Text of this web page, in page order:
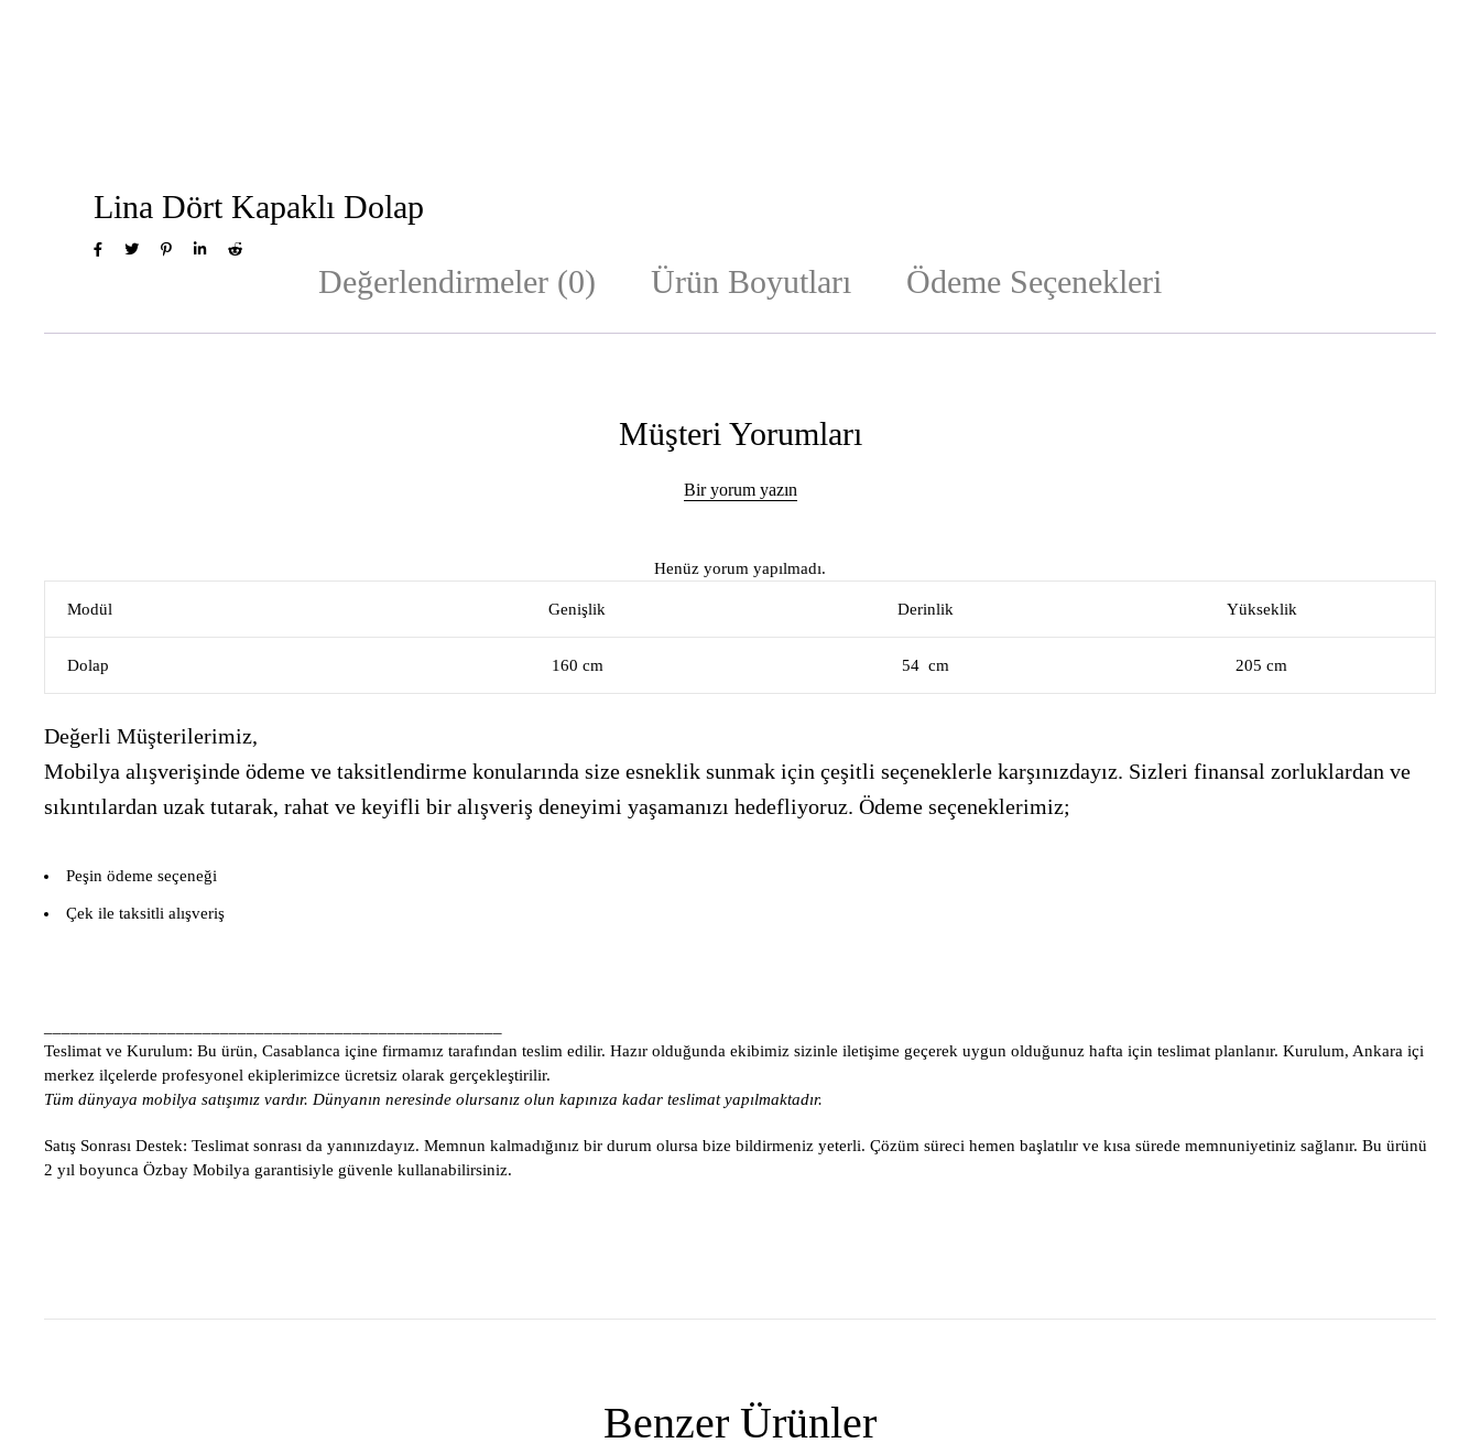
Lina Dört Kapaklı Dolap
Değerlendirmeler (0) Ürün Boyutları Ödeme Seçenekleri
Müşteri Yorumları
Bir yorum yazın
Henüz yorum yapılmadı.
Modül Genişlik Derinlik Yükseklik
Dolap 160 cm 54 cm 205 cm
Değerli Müşterilerimiz,
Mobilya alışverişinde ödeme ve taksitlendirme konularında size esneklik sunmak için çeşitli seçeneklerle karşınızdayız. Sizleri finansal zorluklardan ve
sıkıntılardan uzak tutarak, rahat ve keyifli bir alışveriş deneyimi yaşamanızı hedefliyoruz. Ödeme seçeneklerimiz;
Peşin ödeme seçeneği
Çek ile taksitli alışveriş
Teslimat ve Kurulum: Bu ürün, Casablanca içine firmamız tarafından teslim edilir. Hazır olduğunda ekibimiz sizinle iletişime geçerek uygun olduğunuz hafta için teslimat planlanır. Kurulum, Ankara içi
merkez ilçelerde profesyonel ekiplerimizce ücretsiz olarak gerçekleştirilir.
Tüm dünyaya mobilya satışımız vardır. Dünyanın neresinde olursanız olun kapınıza kadar teslimat yapılmaktadır.
Satış Sonrası Destek: Teslimat sonrası da yanınızdayız. Memnun kalmadığınız bir durum olursa bize bildirmeniz yeterli. Çözüm süreci hemen başlatılır ve kısa sürede memnuniyetiniz sağlanır. Bu ürünü
2 yıl boyunca Özbay Mobilya garantisiyle güvenle kullanabilirsiniz.
Benzer Ürünler